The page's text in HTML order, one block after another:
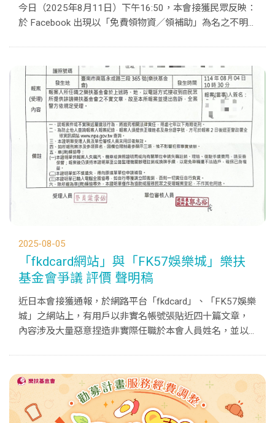
今日（2025年8月11日）下午16:50，本會接獲民眾反映：
於 Facebook 出現以「免費領物資／領補助」為名之不明
並仿冒「...
2025-08-05
「fkdcard網站」與「FK57娛樂城」樂扶
基金會爭議 評價 聲明稿
近日本會接獲通報，於網路平台「fkdcard」、「FK57娛樂
城」之網站上，有用戶以非實名帳號張貼近四十篇文章，
內容涉及大量惡意捏造非實際任職於本會人員姓名，並以
與精神傷害。 對此，本會...